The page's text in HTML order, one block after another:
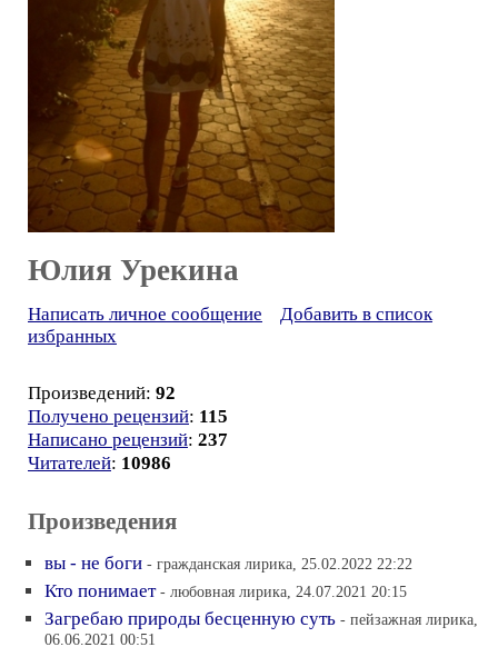
Юлия Урекина
Написать личное сообщение
Добавить в список
избранных
Произведений: 92
Получено рецензий: 115
Написано рецензий: 237
Читателей: 10986
Произведения
вы - не боги - гражданская лирика, 25.02.2022 22:22
Кто понимает - любовная лирика, 24.07.2021 20:15
Загребаю природы бесценную суть - пейзажная лирика,
06.06.2021 00:51